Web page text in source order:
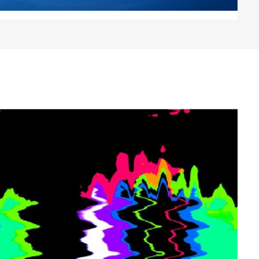
correo electrónico y web en
para la próxima vez que